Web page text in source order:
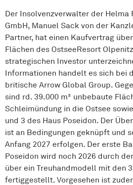
Der Insolvenzverwalter der Helma
GmbH, Manuel Sack von der
Partner, hat einen Kaufvertrag
Flächen des OstseeResort
strategischen Investor
Informationen handelt es sich bei
britische Arrow Global Group.
sind rd. 39.000 m² unbebaute
Schleimündung in die Ostsee
und 3 des Haus Poseidon. Der
ist an Bedingungen geknüpft und
Anfang 2027 erfolgen. Der erste
Poseidon wird noch 2026 durch
über ein Treuhandmodell mit den
fertiggestellt. Vorgesehen ist